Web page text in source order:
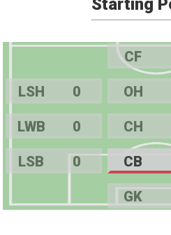
Starting
CF
LSH 0 OH
LWB 0 CH
LSB 0 CB
GK